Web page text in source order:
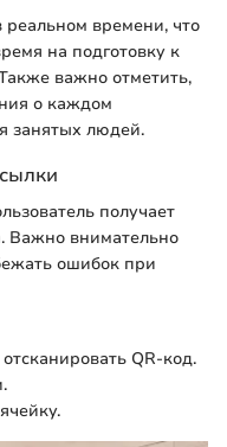
реальном времени, что
на подготовку к
важно отметить,
о каждом
занятых людей.
получает
Важно внимательно
ошибок при
QR-код.